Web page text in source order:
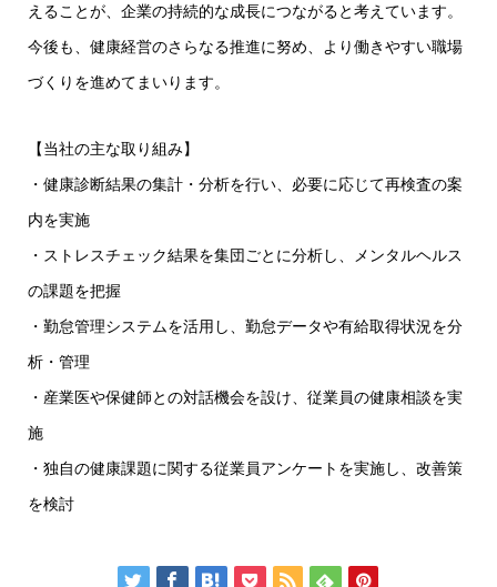
えることが、企業の持続的な成長につながると考えています。
今後も、健康経営のさらなる推進に努め、より働きやすい職場
づくりを進めてまいります。
【当社の主な取り組み】
・健康診断結果の集計・分析を行い、必要に応じて再検査の案
内を実施
・ストレスチェック結果を集団ごとに分析し、メンタルヘルス
の課題を把握
・勤怠管理システムを活用し、勤怠データや有給取得状況を分
析・管理
・産業医や保健師との対話機会を設け、従業員の健康相談を実
施
・独自の健康課題に関する従業員アンケートを実施し、改善策
を検討